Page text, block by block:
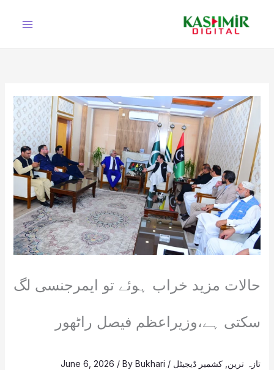
حالات مزید خراب ہوئے تو ایمرجنسی لگ
سکتی ہے،وزیراعظم فیصل راٹھور
تازہ ترین کشمیر ڈیجیٹل /
June 6, 2026 / ByBukhari